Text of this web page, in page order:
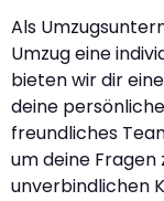
Als
Umzug eine
bieten wir dir
deine
freundliches
um deine
unverbindlichen